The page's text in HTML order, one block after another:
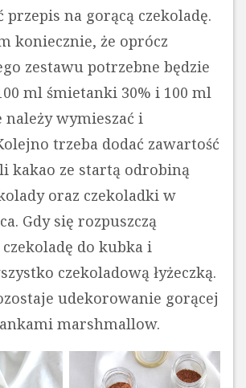
na gorącą czekoladę.
koniecznie, że oprócz
zestawu potrzebne będzie
ml śmietanki 30% i 100 ml
wymieszać i
trzeba dodać zawartość
kakao ze startą odrobiną
oraz czekoladki w
Gdy się rozpuszczą
do kubka i
czekoladową łyżeczką.
udekorowanie gorącej
marshmallow.